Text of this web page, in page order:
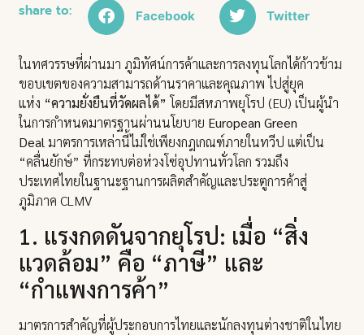
share to: Facebook Twitter
ในทศวรรษที่ผ่านมา ภูมิทัศน์การค้าและการลงทุนโลกได้ก้าวข้าม
ขอบเขตของความสามารถด้านราคาและคุณภาพ ไปสู่ยุค
แห่ง “ความยั่งยืนที่วัดผลได้” โดยมีสหภาพยุโรป (EU) เป็นผู้นำ
ในการกำหนดมาตรฐานผ่านนโยบาย European Green
Deal มาตรการเหล่านี้ไม่ใช่เพียงกฎเกณฑ์ภายในทวีป แต่เป็น
“คลื่นยักษ์” ที่กระทบต่อห่วงโซ่อุปทานทั่วโลก รวมถึง
ประเทศไทยในฐานะฐานการผลิตสำคัญและประตูการค้าสู่
ภูมิภาค CLMV
1. แรงกดดันจากยุโรป: เมื่อ “สิ่ง
แวดล้อม” คือ “ภาษี” และ
“กำแพงการค้า”
มาตรการสำคัญที่ผู้ประกอบการไทยและนักลงทุนต่างชาติในไทย